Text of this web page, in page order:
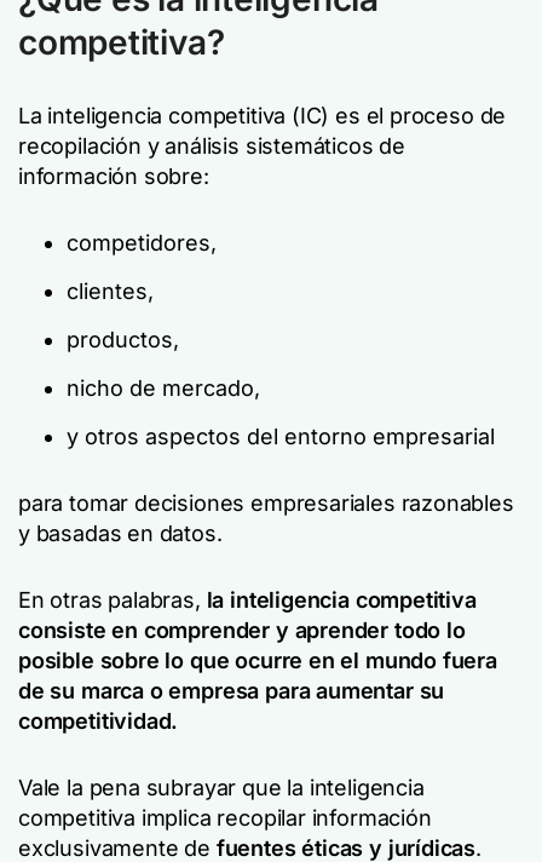
competitiva?
La inteligencia competitiva (IC) es el proceso de
recopilación y análisis sistemáticos de
información sobre:
competidores,
clientes,
productos,
nicho de mercado,
y otros aspectos del entorno empresarial
para tomar decisiones empresariales razonables
y basadas en datos.
En otras palabras, la inteligencia competitiva
consiste en comprender y aprender todo lo
posible sobre lo que ocurre en el mundo fuera
de su marca o empresa para aumentar su
competitividad.
Vale la pena subrayar que la inteligencia
competitiva implica recopilar información
exclusivamente de fuentes éticas y jurídicas.